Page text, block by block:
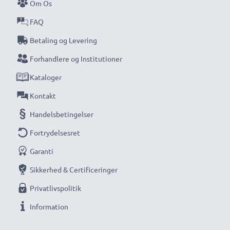
Om Os
FAQ
Betaling og Levering
Forhandlere og Institutioner
Kataloger
Kontakt
Handelsbetingelser
Fortrydelsesret
Garanti
Sikkerhed & Certificeringer
Privatlivspolitik
Information